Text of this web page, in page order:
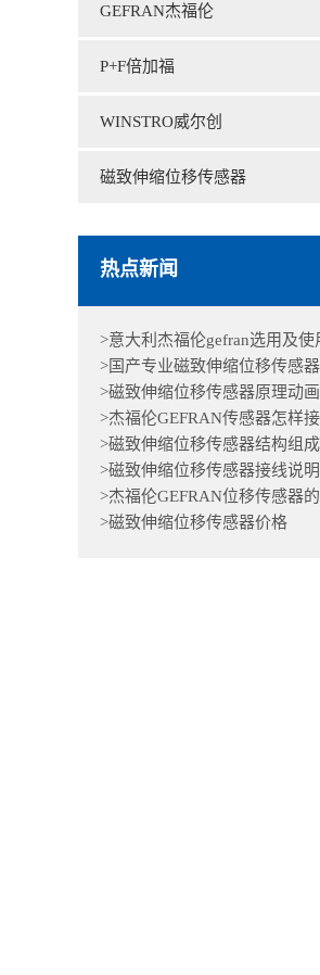
GEFRAN杰福伦
P+F倍加福
WINSTRO威尔创
磁致伸缩位移传感器
热点新闻
>意大利杰福伦gefran选用及使
>国产专业磁致伸缩位移传感器
>磁致伸缩位移传感器原理动画
>杰福伦GEFRAN传感器怎样
>磁致伸缩位移传感器结构组成
>磁致伸缩位移传感器接线说明
>杰福伦GEFRAN位移传感器
>磁致伸缩位移传感器价格